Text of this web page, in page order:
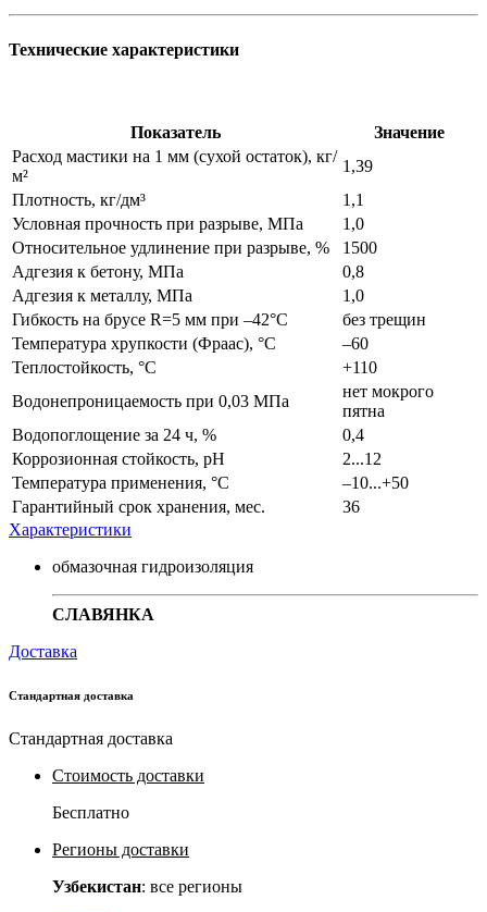
Технические характеристики
Показатель
Значение
Расход мастики на 1 мм (сухой остаток), кг/
м²
1,39
Плотность, кг/дм³
1,1
Условная прочность при разрыве, МПа
1,0
Относительное удлинение при разрыве, %
1500
Адгезия к бетону, МПа
0,8
Адгезия к металлу, МПа
1,0
Гибкость на брусе R=5 мм при –42°С
без трещин
Температура хрупкости (Фраас), °С
–60
Теплостойкость, °С
+110
Водонепроницаемость при 0,03 МПа
нет мокрого
пятна
Водопоглощение за 24 ч, %
0,4
Коррозионная стойкость, pH
2...12
Температура применения, °С
–10...+50
Гарантийный срок хранения, мес.
36
Характеристики
обмазочная гидроизоляция
СЛАВЯНКА
Доставка
Стандартная доставка
Стандартная доставка
Стоимость доставки
Бесплатно
Регионы доставки
Узбекистан: все регионы